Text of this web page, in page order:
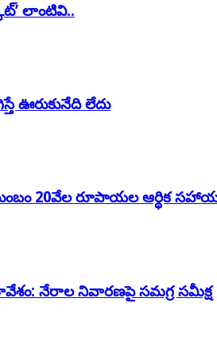
లాంటివి..
ఊరుకునేది లేదు
20వేల రూపాయల ఆర్థిక
నేరాల నివారణపై సమగ్ర సమీక్ష